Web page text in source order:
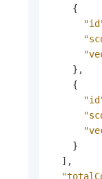
{
} ,
{
}
] ,